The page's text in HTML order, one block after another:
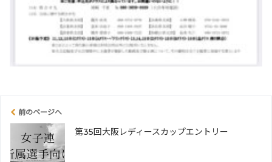
前のページへ
第35回大阪レディースカップエントリー